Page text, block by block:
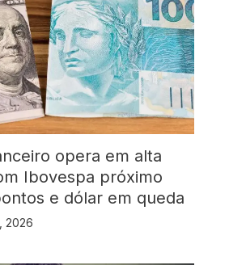
opera em alta
Ibovespa próximo
e dólar em queda
2026